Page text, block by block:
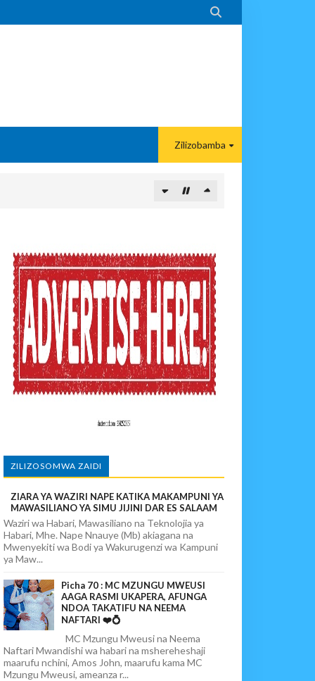

Zilizobamba
KIKUU CHA NISHATI YA MAFUTA
KWA VIJANA BBT
Usomaji Wa Viganja Ulipofichua Siri Na Njia Zangu Za
ZILIZOSOMWA ZAIDI
ZIARA YA WAZIRI NAPE KATIKA MAKAMPUNI YA
MAWASILIANO YA SIMU JIJINI DAR ES SALAAM
Waziri wa Habari, Mawasiliano na Teknolojia ya
Habari, Mhe. Nape Nnauye (Mb) akiagana na
Mwenyekiti wa Bodi ya Wakurugenzi wa Kampuni
ya Maw...
Picha 70 : MC MZUNGU MWEUSI
AAGA RASMI UKAPERA, AFUNGA
NDOA TAKATIFU NA NEEMA
NAFTARI ❤️💍
MC Mzungu Mweusi na Neema
Naftari Mwandishi wa habari na mshereheshaji
maarufu nchini, Amos John, maarufu kama MC
Mzungu Mweusi, ameanza r...